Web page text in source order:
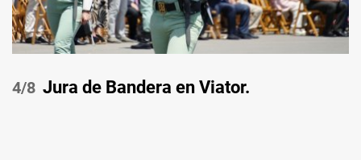
/8 Jura de Bandera en Viator.